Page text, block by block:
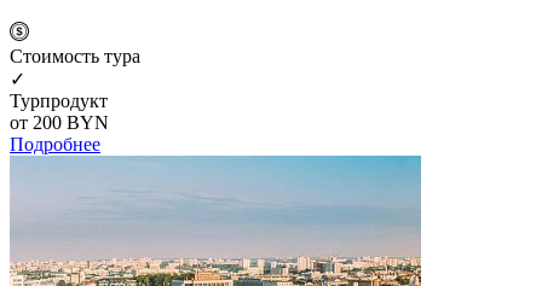
Cтоимость тура
✓
Турпродукт
от 200 BYN
Подробнее